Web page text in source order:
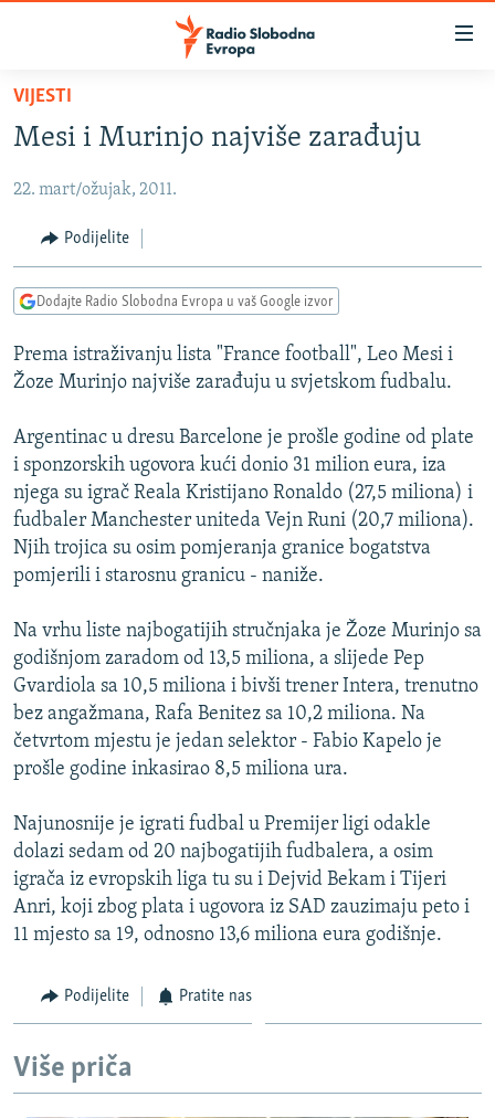
Pređite
glavni
Pređite
Pređite
pretragu
BOSNA I HERCEGOVINA
SRBIJA
KOSOVO
VIZUELNO
VIDEO
FOTOGALERIJE
INFOGRAFIKE
PODCASTI
RAT U UKRAJINI
KINA NA BALKANU
RSE PRIČE IZ SVIJETA
ISPRIČAJ MI
DNEVNO@RSE
VIŠE OD NASLOVA
GENOCID U SREBRENICI
POPLAVE I KLIZIŠTA U BIH 2024.
TV LIBERTY
MOJA EVROPA
TRI DECENIJE OD RATA U BIH
SVE KARTE DEJTONA
PRATITE NAS
Sve RFE/RL stranice
VIJESTI
Mesi i Murinjo najviše zarađuju
22. mart/ožujak, 2011.
Podijelite
Dodajte Radio Slobodna Evropa u vaš Google izvor
Prema istraživanju lista "France football", Leo Mesi i
Žoze Murinjo najviše zarađuju u svjetskom fudbalu.
Argentinac u dresu Barcelone je prošle godine od plate
i sponzorskih ugovora kući donio 31 milion eura, iza
njega su igrač Reala Kristijano Ronaldo (27,5 miliona) i
fudbaler Manchester uniteda Vejn Runi (20,7 miliona).
Njih trojica su osim pomjeranja granice bogatstva
pomjerili i starosnu granicu - naniže.
Na vrhu liste najbogatijih stručnjaka je Žoze Murinjo sa
godišnjom zaradom od 13,5 miliona, a slijede Pep
Gvardiola sa 10,5 miliona i bivši trener Intera, trenutno
bez angažmana, Rafa Benitez sa 10,2 miliona. Na
četvrtom mjestu je jedan selektor - Fabio Kapelo je
prošle godine inkasirao 8,5 miliona ura.
Najunosnije je igrati fudbal u Premijer ligi odakle
dolazi sedam od 20 najbogatijih fudbalera, a osim
igrača iz evropskih liga tu su i Dejvid Bekam i Tijeri
Anri, koji zbog plata i ugovora iz SAD zauzimaju peto i
11 mjesto sa 19, odnosno 13,6 miliona eura godišnje.
Podijelite Pratite nas
Više priča